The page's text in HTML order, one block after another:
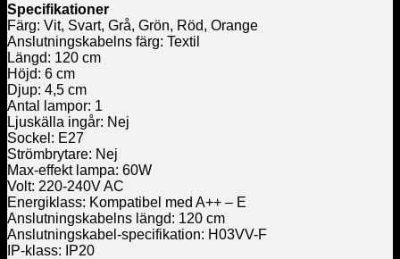
Specifikationer
Färg: Vit, Svart, Grå, Grön, Röd, Orange
Anslutningskabelns färg: Textil
Längd: 120 cm
Höjd: 6 cm
Djup: 4,5 cm
Antal lampor: 1
Ljuskälla ingår: Nej
Sockel: E27
Strömbrytare: Nej
Max-effekt lampa: 60W
Volt: 220-240V AC
Energiklass: Kompatibel med A++ – E
Anslutningskabelns längd: 120 cm
Anslutningskabel-specifikation: H03VV-F
IP-klass: IP20